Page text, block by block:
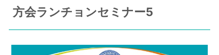
方会ランチョンセミナー5